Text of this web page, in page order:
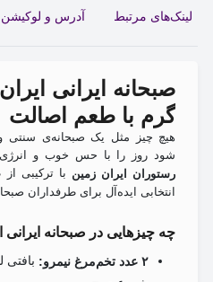
آدرس و لوکیشن لینک‌های مرتبط
صبحانه ایرانی
گرم با طعم اصالت
هیچ چیز مثل یک صبحانه‌ی سنتی
شود روز را با حس خوب و انرژی
رستوران ایران زمین با ترکیبی
انتخابی ایده‌آل برای طرفداران
چه چیزهایی در صبحانه
۲ عدد تخم‌مرغ نیمرو: